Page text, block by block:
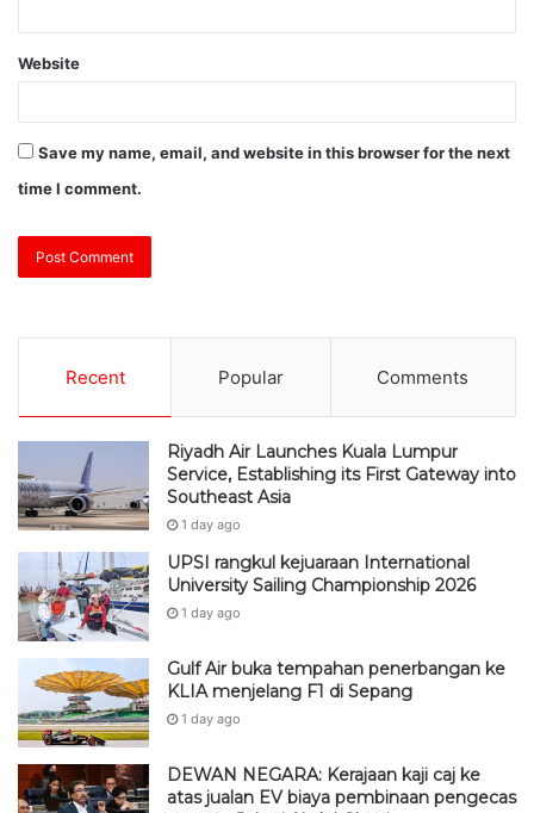
Website
Save my name, email, and website in this browser for the next
time I comment.
Recent Popular Comments
Riyadh Air Launches Kuala Lumpur
Service, Establishing its First Gateway into
Southeast Asia
1 day ago
UPSI rangkul kejuaraan International
University Sailing Championship 2026
1 day ago
Gulf Air buka tempahan penerbangan ke
KLIA menjelang F1 di Sepang
1 day ago
DEWAN NEGARA: Kerajaan kaji caj ke
atas jualan EV biaya pembinaan pengecas